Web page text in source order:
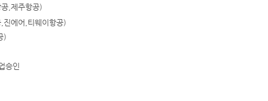
, 제주항공)
진에어,티웨이항공)
)
승인